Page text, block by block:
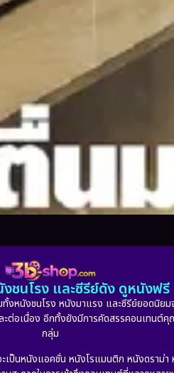
ชนโรง และซีรีย์ดัง ดูหนังฟ
นังชนโรง หนังมาแรง และซีรีย์ยอดนิย
ต่อเนื่อง อีกทั้งยังมีการคัดสรรคอนเทน
กลุ่ม
เป็นหนังแอคชั่น หนังโรแมนติก หนังดร